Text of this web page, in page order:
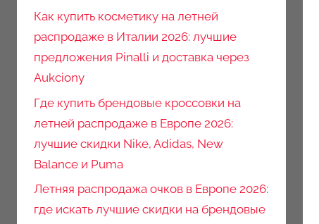
Как купить косметику на летней
распродаже в Италии 2026: лучшие
предложения Pinalli и доставка через
Aukciony
Где купить брендовые кроссовки на
летней распродаже в Европе 2026:
лучшие скидки Nike, Adidas, New
Balance и Puma
Летняя распродажа очков в Европе 2026:
где искать лучшие скидки на брендовые